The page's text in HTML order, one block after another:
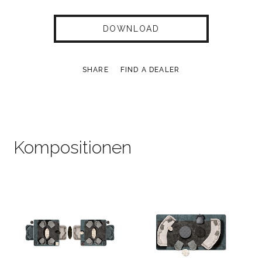
DOWNLOAD
SHARE FIND A DEALER
Kompositionen